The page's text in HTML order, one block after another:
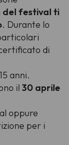
del festival ti
. Durante lo
di
anni.
il 30 aprile
oppure
per i